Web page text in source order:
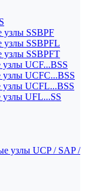
SSBPF
SSBPFL
SSBPFT
UCF...BSS
UCFC...BSS
UCFL...BSS
UFL...SS
узлы UCP / SAP /